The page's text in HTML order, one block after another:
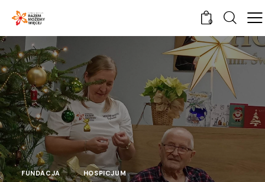
0
FUNDACJA HOSPICJUM